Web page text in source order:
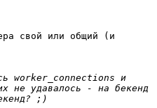
свой или общий (и